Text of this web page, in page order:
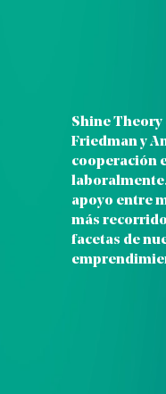
Shine
Friedman y
cooperación
apoyo entre
más
facetas de